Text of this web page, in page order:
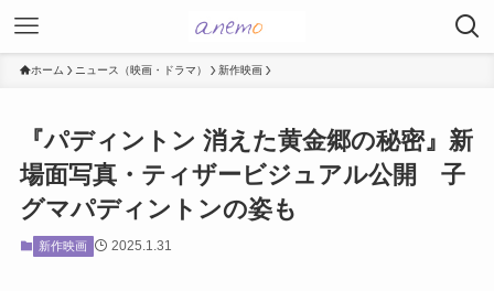
ホーム ニュース（映画・ドラマ） 新作映画
『パディントン 消えた黄金郷の秘密』新
場面写真・ティザービジュアル公開 子
グマパディントンの姿も
新作映画 2025.1.31